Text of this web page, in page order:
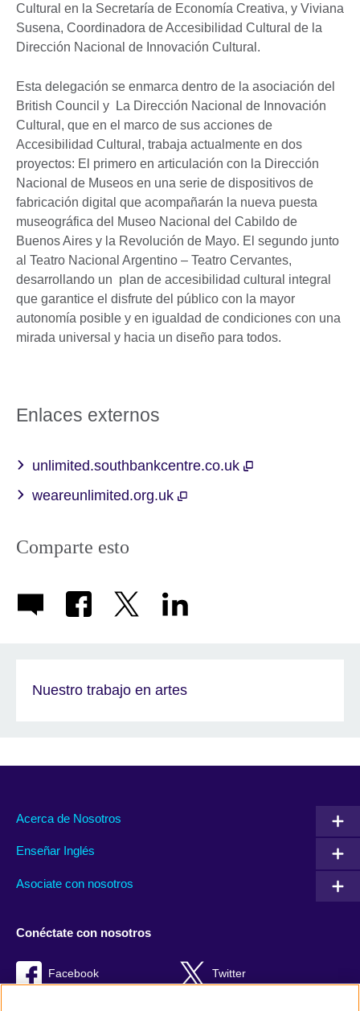
Cultural en la Secretaría de Economía Creativa, y Viviana
Susena, Coordinadora de Accesibilidad Cultural de la
Dirección Nacional de Innovación Cultural.
Esta delegación se enmarca dentro de la asociación del
British Council y La Dirección Nacional de Innovación
Cultural, que en el marco de sus acciones de
Accesibilidad Cultural, trabaja actualmente en dos
proyectos: El primero en articulación con la Dirección
Nacional de Museos en una serie de dispositivos de
fabricación digital que acompañarán la nueva puesta
museográfica del Museo Nacional del Cabildo de
Buenos Aires y la Revolución de Mayo. El segundo junto
al Teatro Nacional Argentino – Teatro Cervantes,
desarrollando un plan de accesibilidad cultural integral
que garantice el disfrute del público con la mayor
autonomía posible y en igualdad de condiciones con una
mirada universal y hacia un diseño para todos.
Enlaces externos
unlimited.southbankcentre.co.uk
weareunlimited.org.uk
Comparte esto
Nuestro trabajo en artes
Acerca de Nosotros
Enseñar Inglés
Asociate con nosotros
Conéctate con nosotros
Facebook Twitter